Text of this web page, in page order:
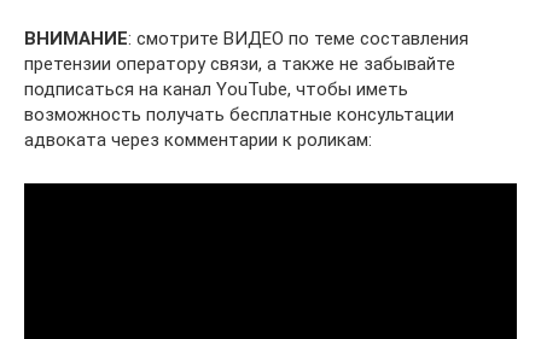
ВНИМАНИЕ: смотрите ВИДЕО по теме составления
претензии оператору связи, а также не забывайте
подписаться на канал YouTube, чтобы иметь
возможность получать бесплатные консультации
адвоката через комментарии к роликам: